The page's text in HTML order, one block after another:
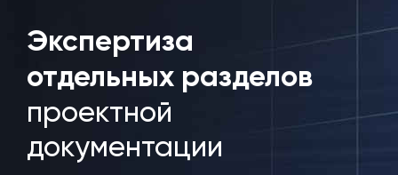
Экспертиза
отдельных разделов
проектной
документации